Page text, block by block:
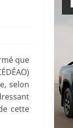
que
selon
cette